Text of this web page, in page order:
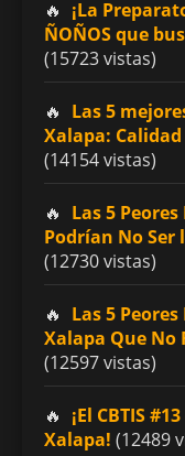
¡La
ÑOÑOS que
(15723 vistas)
Las 5
Xalapa:
(14154 vistas)
Las 5
Podrían No
(12730 vistas)
Las 5
Xalapa Que No
(12597 vistas)
¡El CBTIS
Xalapa! (12489